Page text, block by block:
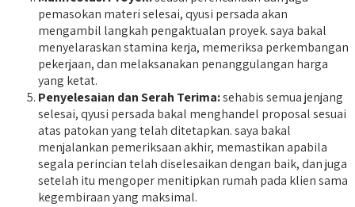
pemasokan materi selesai, qyusi persada akan
mengambil langkah pengaktualan proyek. saya bakal
menyelaraskan stamina kerja, memeriksa perkembangan
pekerjaan, dan melaksanakan penanggulangan harga
yang ketat.
Penyelesaian dan Serah Terima:sehabis semua jenjang
selesai, qyusi persada bakal menghandel proposal sesuai
atas patokan yang telah ditetapkan. saya bakal
menjalankan pemeriksaan akhir, memastikan apabila
segala perincian telah diselesaikan dengan baik, dan juga
setelah itu mengoper menitipkan rumah pada klien sama
kegembiraan yang maksimal.